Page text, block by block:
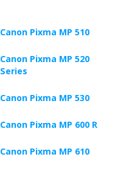
Canon Pixma MP 510
Canon Pixma MP 520
Series
Canon Pixma MP 530
Canon Pixma MP 600 R
Canon Pixma MP 610